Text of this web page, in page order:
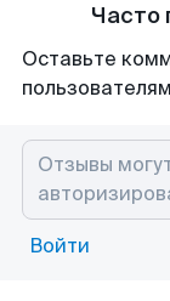
Часто
Оставьте
Войти